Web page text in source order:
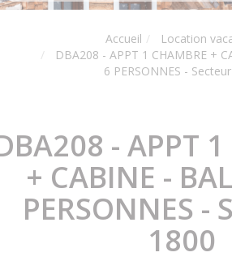
Accueil
Location
DBA208 - APPT 1 CHAMBRE +
6 PERSONNES -
- APPT 1
+ CABINE -
PERSONNES -
1800